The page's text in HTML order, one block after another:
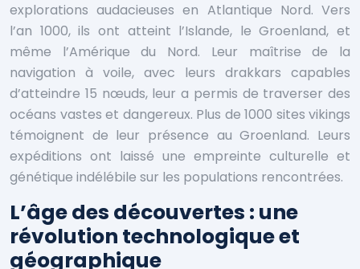
explorations audacieuses en Atlantique Nord. Vers
l’an 1000, ils ont atteint l’Islande, le Groenland, et
même l’Amérique du Nord. Leur maîtrise de la
navigation à voile, avec leurs drakkars capables
d’atteindre 15 nœuds, leur a permis de traverser des
océans vastes et dangereux. Plus de 1000 sites vikings
témoignent de leur présence au Groenland. Leurs
expéditions ont laissé une empreinte culturelle et
génétique indélébile sur les populations rencontrées.
L’âge des découvertes : une
révolution technologique et
géographique